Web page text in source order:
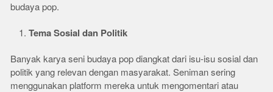
budaya pop.
Tema Sosial dan Politik
Banyak karya seni budaya pop diangkat dari isu-isu sosial dan
politik yang relevan dengan masyarakat. Seniman sering
menggunakan platform mereka untuk mengomentari atau